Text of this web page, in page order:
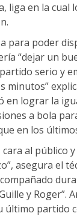
liga en la
para poder
“dejar un
serio y
lograr la
a bola
en los
al público
asegura el
y
último partido